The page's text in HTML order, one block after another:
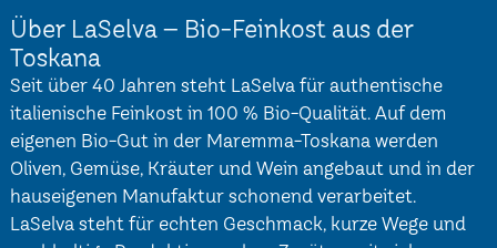
Über LaSelva – Bio-Feinkost aus der
Toskana
Seit über 40 Jahren steht LaSelva für authentische
italienische Feinkost in 100 % Bio-Qualität. Auf dem
eigenen Bio-Gut in der Maremma-Toskana werden
Oliven, Gemüse, Kräuter und Wein angebaut und in der
hauseigenen Manufaktur schonend verarbeitet.
LaSelva steht für echten Geschmack, kurze Wege und